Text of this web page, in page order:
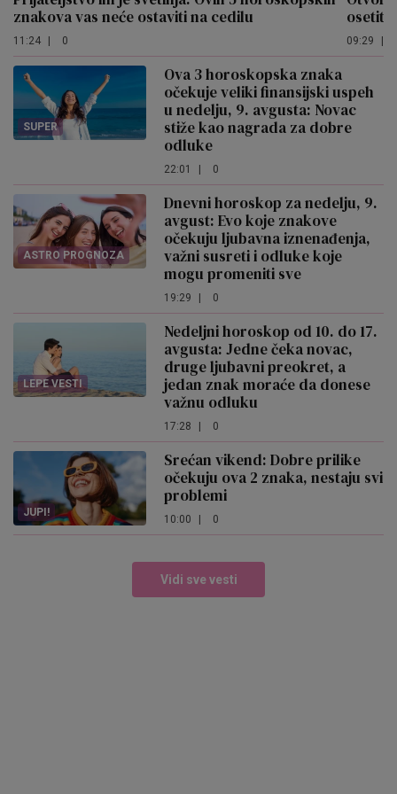
znakova vas neće ostaviti na cedilu
11:24 0
osetiti
09:29
SUPER
Ova 3 horoskopska znaka
očekuje veliki finansijski uspeh
u nedelju, 9. avgusta: Novac
stiže kao nagrada za dobre
odluke
22:01 0
ASTRO PROGNOZA
Dnevni horoskop za nedelju, 9.
avgust: Evo koje znakove
očekuju ljubavna iznenađenja,
važni susreti i odluke koje
mogu promeniti sve
19:29 0
LEPE VESTI
Nedeljni horoskop od 10. do 17.
avgusta: Jedne čeka novac,
druge ljubavni preokret, a
jedan znak moraće da donese
važnu odluku
17:28 0
JUPI!
Srećan vikend: Dobre prilike
očekuju ova 2 znaka, nestaju svi
problemi
10:00 0
Vidi sve vesti